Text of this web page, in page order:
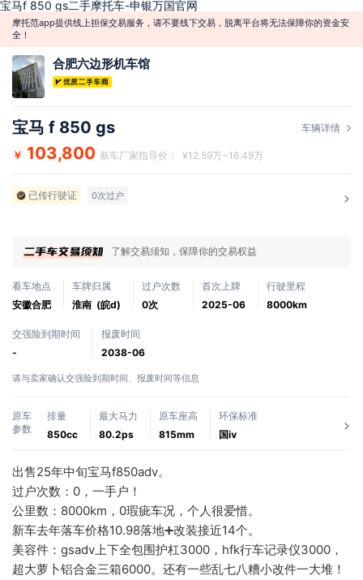
宝马f 850 gs二手摩托车-申银万国官网
摩托范app提供线上担保交易服务，请不要线下交易，脱离平台将无法保障你的资金安
全！
合肥六边形机车馆
宝马 f 850 gs 车辆详情
￥ 103,800 新车厂家指导价： ¥12.59万~16.49万
已传行驶证 0次过户
了解交易须知，保障你的交易权益
看车地点
安徽合肥
车牌归属
淮南 (皖d)
过户次数
0次
首次上牌
2025-06
行驶里程
8000km
交强险到期时间
-
报废时间
2038-06
请与卖家确认交强险到期时间、报废时间等信息
原车
参数
排量
850cc
最大马力
80.2ps
原车座高
815mm
环保标准
国ⅳ
出售25年中旬宝马f850adv。
过户次数：0，一手户！
公里数：8000km，0瑕疵车况，个人很爱惜。
新车去年落车价格10.98落地➕改装接近14个。
美容件：gsadv上下全包围护杠3000，hfk行车记录仪3000，
超大萝卜铝合金三箱6000。还有一些乱七八糟小改件一大堆！